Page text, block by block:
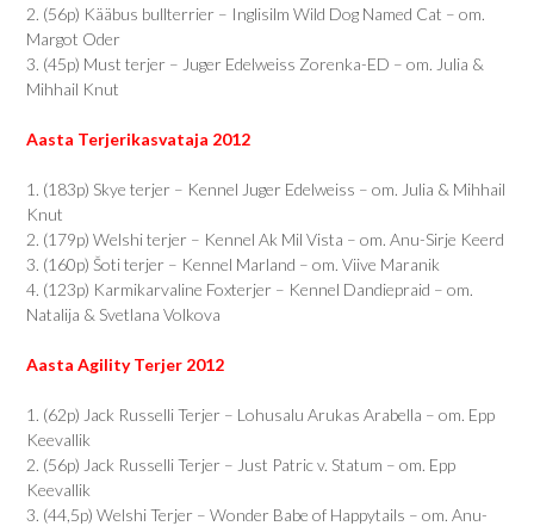
2. (56p) Kääbus bullterrier – Inglisilm Wild Dog Named Cat – om.
Margot Oder
3. (45p) Must terjer – Juger Edelweiss Zorenka-ED – om. Julia &
Mihhail Knut
Aasta Terjerikasvataja 2012
1. (183p) Skye terjer – Kennel Juger Edelweiss – om. Julia & Mihhail
Knut
2. (179p) Welshi terjer – Kennel Ak Mil Vista – om. Anu-Sirje Keerd
3. (160p) Šoti terjer – Kennel Marland – om. Viive Maranik
4. (123p) Karmikarvaline Foxterjer – Kennel Dandiepraid – om.
Natalija & Svetlana Volkova
Aasta Agility Terjer 2012
1. (62p) Jack Russelli Terjer – Lohusalu Arukas Arabella – om. Epp
Keevallik
2. (56p) Jack Russelli Terjer – Just Patric v. Statum – om. Epp
Keevallik
3. (44,5p) Welshi Terjer – Wonder Babe of Happytails – om. Anu-